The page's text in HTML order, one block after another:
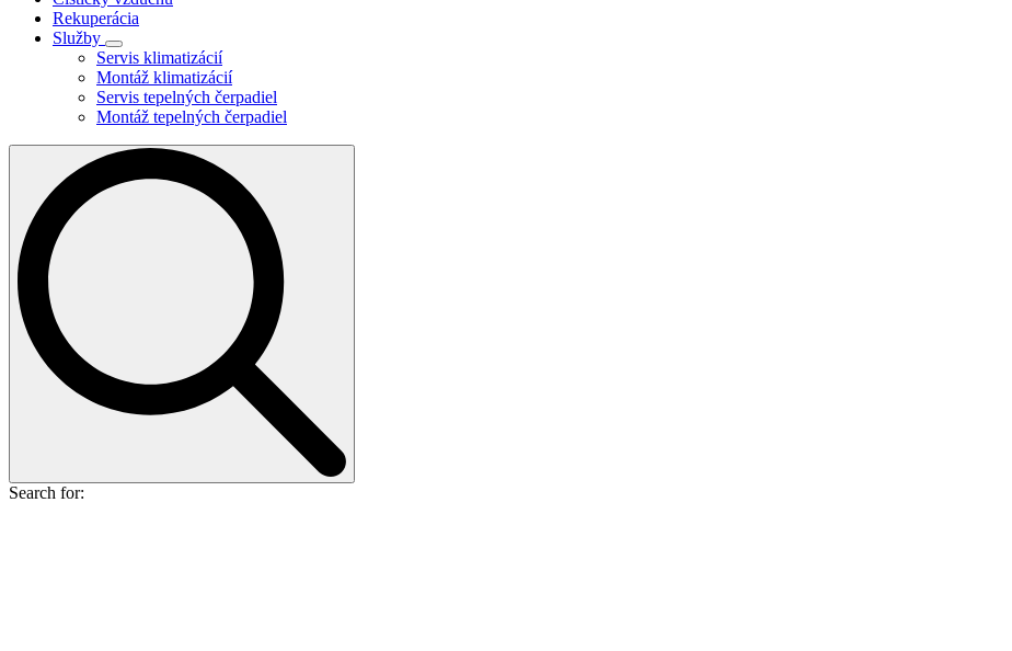
Rekuperácia
Služby
Servis klimatizácií
Montáž klimatizácií
Servis tepelných čerpadiel
Montáž tepelných čerpadiel
Search for: